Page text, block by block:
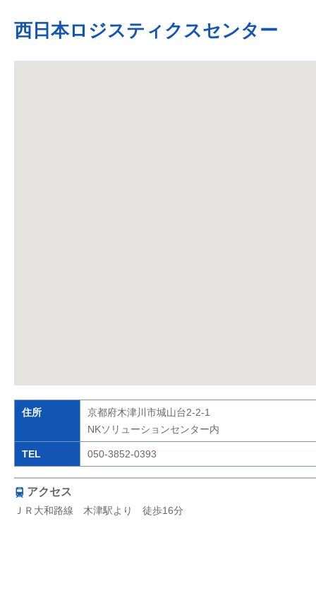
西日本ロジスティクスセンター
住所
京都府木津川市城山台2-2-1
NKソリューションセンター内
TEL 050-3852-0393
アクセス
ＪＲ大和路線 木津駅より 徒歩16分